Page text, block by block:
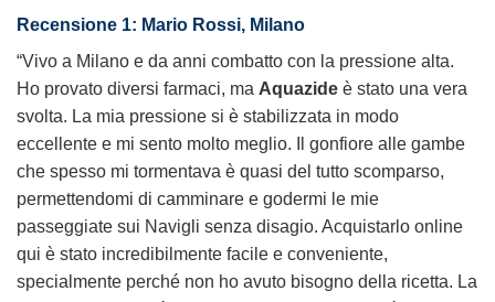
Recensione 1: Mario Rossi, Milano
“Vivo a Milano e da anni combatto con la pressione alta.
Ho provato diversi farmaci, ma Aquazide è stato una vera
svolta. La mia pressione si è stabilizzata in modo
eccellente e mi sento molto meglio. Il gonfiore alle gambe
che spesso mi tormentava è quasi del tutto scomparso,
permettendomi di camminare e godermi le mie
passeggiate sui Navigli senza disagio. Acquistarlo online
qui è stato incredibilmente facile e conveniente,
specialmente perché non ho avuto bisogno della ricetta. La